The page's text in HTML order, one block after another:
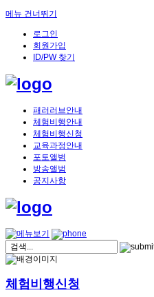
메뉴 건너뛰기
로그인
회원가입
ID/PW 찾기
패러러브안내
체험비행안내
체험비행신청
교육과정안내
포토앨범
방송앨범
공지사항
체험비행신청